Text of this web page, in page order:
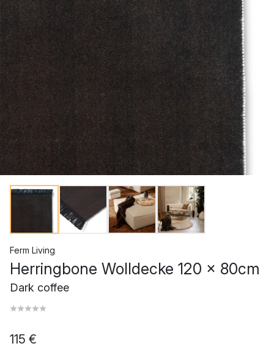
Ferm Living
Herringbone Wolldecke 120 x 80cm
Dark coffee
115 €